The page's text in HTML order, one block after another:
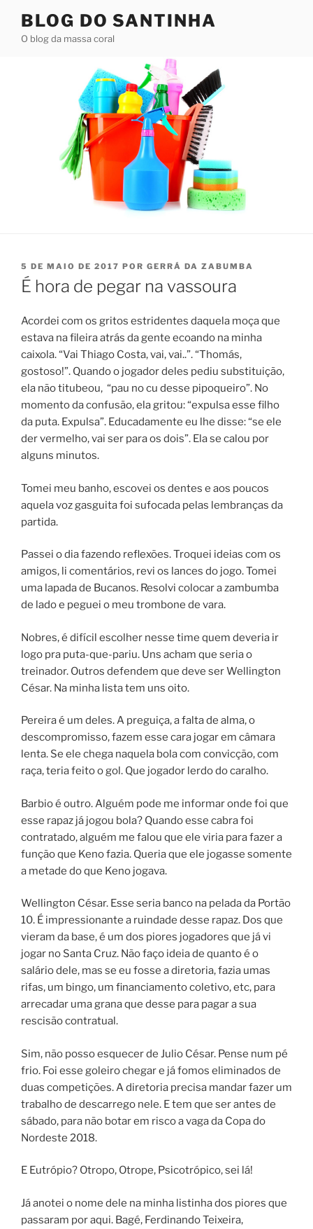
BLOG DO SANTINHA
O blog da massa coral
PUBLICADO
EM
5 DE MAIO DE 2017 POR GERRÁ DA ZABUMBA
É hora de pegar na vassoura
Acordei com os gritos estridentes daquela moça que
estava na fileira atrás da gente ecoando na minha
caixola. “Vai Thiago Costa, vai, vai..”. “Thomás,
gostoso!”. Quando o jogador deles pediu substituição,
ela não titubeou, “pau no cu desse pipoqueiro”. No
momento da confusão, ela gritou: “expulsa esse filho
da puta. Expulsa”. Educadamente eu lhe disse: “se ele
der vermelho, vai ser para os dois”. Ela se calou por
alguns minutos.
Tomei meu banho, escovei os dentes e aos poucos
aquela voz gasguita foi sufocada pelas lembranças da
partida.
Passei o dia fazendo reflexões. Troquei ideias com os
amigos, li comentários, revi os lances do jogo. Tomei
uma lapada de Bucanos. Resolvi colocar a zambumba
de lado e peguei o meu trombone de vara.
Nobres, é difícil escolher nesse time quem deveria ir
logo pra puta-que-pariu. Uns acham que seria o
treinador. Outros defendem que deve ser Wellington
César. Na minha lista tem uns oito.
Pereira é um deles. A preguiça, a falta de alma, o
descompromisso, fazem esse cara jogar em câmara
lenta. Se ele chega naquela bola com convicção, com
raça, teria feito o gol. Que jogador lerdo do caralho.
Barbio é outro. Alguém pode me informar onde foi que
esse rapaz já jogou bola? Quando esse cabra foi
contratado, alguém me falou que ele viria para fazer a
função que Keno fazia. Queria que ele jogasse somente
a metade do que Keno jogava.
Wellington César. Esse seria banco na pelada da Portão
10. É impressionante a ruindade desse rapaz. Dos que
vieram da base, é um dos piores jogadores que já vi
jogar no Santa Cruz. Não faço ideia de quanto é o
salário dele, mas se eu fosse a diretoria, fazia umas
rifas, um bingo, um financiamento coletivo, etc, para
arrecadar uma grana que desse para pagar a sua
rescisão contratual.
Sim, não posso esquecer de Julio César. Pense num pé
frio. Foi esse goleiro chegar e já fomos eliminados de
duas competições. A diretoria precisa mandar fazer um
trabalho de descarrego nele. E tem que ser antes de
sábado, para não botar em risco a vaga da Copa do
Nordeste 2018.
E Eutrópio? Otropo, Otrope, Psicotrópico, sei lá!
Já anotei o nome dele na minha listinha dos piores que
passaram por aqui. Bagé, Ferdinando Teixeira,